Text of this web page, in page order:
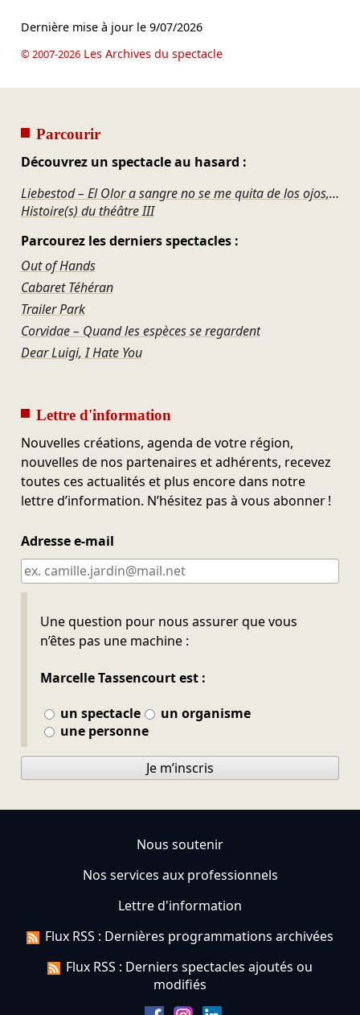
Dernière mise à jour le 9/07/2026
© 2007-2026Les Archives du spectacle
Parcourir
Découvrez un spectacle au hasard :
Liebestod – El Olor a sangre no se me quita de los ojos, Juan Belmonte
Histoire(s) du théâtre III
Parcourez les derniers spectacles :
Out of Hands
Cabaret Téhéran
Trailer Park
Corvidae – Quand les espèces se regardent
Dear Luigi, I Hate You
Lettre d'information
Nouvelles créations, agenda de votre région,
nouvelles de nos partenaires et adhérents, recevez
toutes ces actualités et plus encore dans notre
lettre d’information. N’hésitez pas à vous abonner !
Adresse e-mail
Une question pour nous assurer que vous
n’êtes pas une machine :
Marcelle Tassencourt est :
un spectacle
un organisme
une personne
Ne pas remplir
Je m’inscris
Nous soutenir
Nos services aux professionnels
Lettre d'information
Flux RSS : Dernières programmations archivées
Flux RSS : Derniers spectacles ajoutés ou
modifiés